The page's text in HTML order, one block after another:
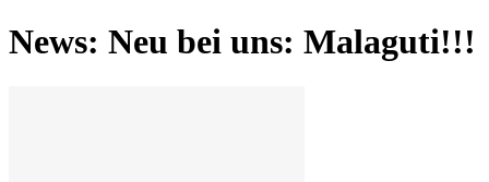
News: Neu bei uns: Malaguti!!!